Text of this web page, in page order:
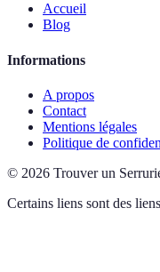
Accueil
Blog
Informations
A propos
Contact
Mentions légales
Politique de
© 2026 Trouver un
Certains liens sont des